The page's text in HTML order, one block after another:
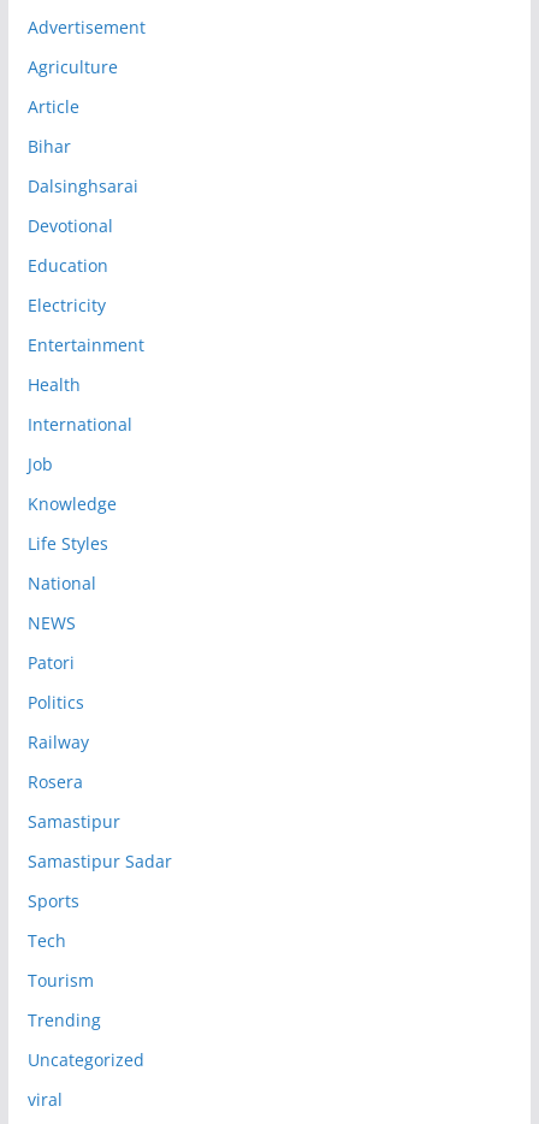
Advertisement
Agriculture
Article
Bihar
Dalsinghsarai
Devotional
Education
Electricity
Entertainment
Health
International
Job
Knowledge
Life Styles
National
NEWS
Patori
Politics
Railway
Rosera
Samastipur
Samastipur Sadar
Sports
Tech
Tourism
Trending
Uncategorized
viral